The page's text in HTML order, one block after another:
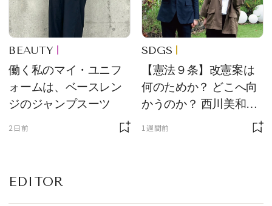
BEAUTY
働く私のマイ・ユニフ
ォームは、ベースレン
ジのジャンプスーツ
2日前
SDGS
【憲法９条】改憲案は
何のためか？ どこへ向
かうのか？ 西川美和さ
んと木村草太さんが読
1週間前
EDITOR